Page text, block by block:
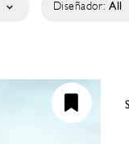
Diseñador: All